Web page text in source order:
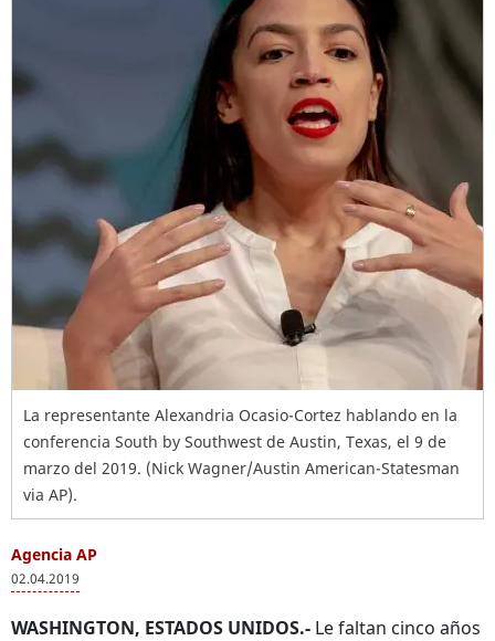
La representante Alexandria Ocasio-Cortez hablando en la
conferencia South by Southwest de Austin, Texas, el 9 de
marzo del 2019. (Nick Wagner/Austin American-Statesman
via AP).
Agencia AP
02.04.2019
WASHINGTON, ESTADOS UNIDOS.- Le faltan cinco años